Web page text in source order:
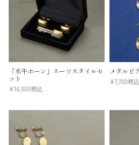
「水牛ホーン」スーツスタイルセ
ット
¥16,500税込
メタルピ
¥7,700税込